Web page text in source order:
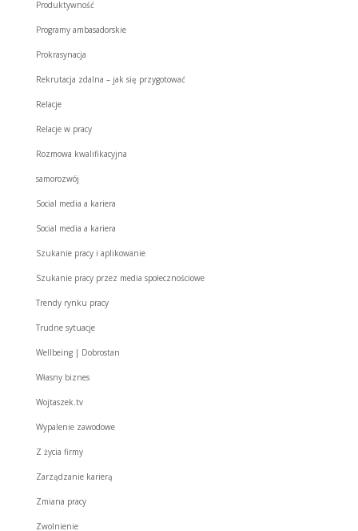
Produktywność
Programy ambasadorskie
Prokrasynacja
Rekrutacja zdalna – jak się przygotować
Relacje
Relacje w pracy
Rozmowa kwalifikacyjna
samorozwój
Social media a kariera
Social media a kariera
Szukanie pracy i aplikowanie
Szukanie pracy przez media społecznościowe
Trendy rynku pracy
Trudne sytuacje
Wellbeing | Dobrostan
Własny biznes
Wojtaszek.tv
Wypalenie zawodowe
Z życia firmy
Zarządzanie karierą
Zmiana pracy
Zwolnienie